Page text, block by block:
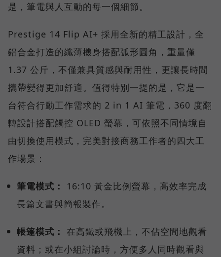
是，筆電與人互動的每一個細節。
Prestige 14 Flip AI+ 採用全新的精工設計，全
鋁合金打造的纖薄機身搭配弧形圓角，重量僅
1.37 公斤，不僅兼具質感與耐用性，更讓長時間
攜帶變得更加舒適。值得特別一提的是，它是一
台符合行動工作需求的 2 in 1 AI 筆電，360 度翻
轉設計搭配觸控 OLED 螢幕，可依照不同情境自
由切換使用模式，完美對接商務工作者的四大工
作場景：
筆電模式：
16:10 黃金比例螢幕，高效率完成
長篇文書與簡報製作。
帳篷模式： 在高鐵或飛機上，不佔空間地觀看
資料；或在小組討論時，方便多人同時觀看與